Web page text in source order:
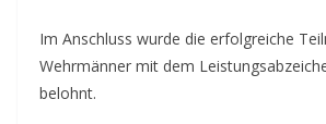
Im Anschluss wurde die erfolgreiche
Wehrmänner mit dem
belohnt.